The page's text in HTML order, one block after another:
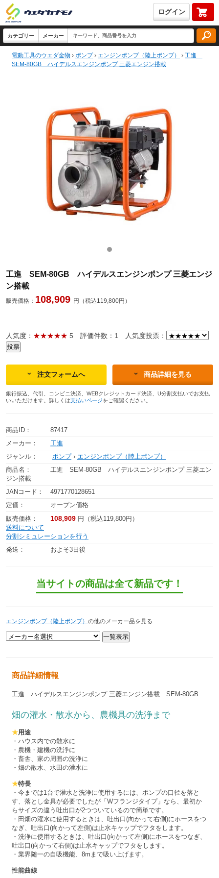
ログイン
電動工具のウエダ金物 › ポンプ› エンジンポンプ（陸上ポンプ） › 工進
SEM-80GB ハイデルスエンジンポンプ 三菱エンジン搭載
工進 SEM-80GB ハイデルスエンジンポンプ 三菱エンジ
ン搭載
販売価格： 108,909 円（税込119,800円）
人気度： ★★★★★ 5 評価件数：1 人気度投票：
注文フォームへ 商品詳細を見る
銀行振込、代引、コンビニ決済、WEBクレジットカード決済、U分割支払いでお支払
いいただけます。詳しくは支払いページをご確認ください。
商品ID：
87417
メーカー：
工進
ジャンル：
ポンプ› エンジンポンプ（陸上ポンプ）
商品名：
工進 SEM-80GB ハイデルスエンジンポンプ 三菱エン
ジン搭載
JANコード：
4971770128651
定価：
オープン価格
販売価格：
108,909 円（税込119,800円）
送料について
分割シミュレーションを行う
発送：
およそ3日後
当サイトの商品は全て新品です！
エンジンポンプ（陸上ポンプ） の他のメーカー品を見る
商品詳細情報
工進 ハイデルスエンジンポンプ 三菱エンジン搭載 SEM-80GB
畑の灌水・散水から、農機具の洗浄まで
★用途
・ハウス内での散水に
・農機・建機の洗浄に
・畜舎、家の周囲の洗浄に
・畑の散水、水田の灌水に
★特長
・今までは1台で灌水と洗浄に使用するには、ポンプの口径を落と
す、落とし金具が必要でしたが「Wフランジタイプ」なら、最初か
らサイズの違う吐出口が2つついているので簡単です。
・田畑の灌水に使用するときは、吐出口(向かって右側)にホースをつ
なぎ、吐出口(向かって左側)は止水キャップでフタをします。
・洗浄に使用するときは、吐出口(向かって左側)にホースをつなぎ、
吐出口(向かって右側)は止水キャップでフタをします。
・業界随一の自吸機能、8mまで吸い上げます。
性能曲線